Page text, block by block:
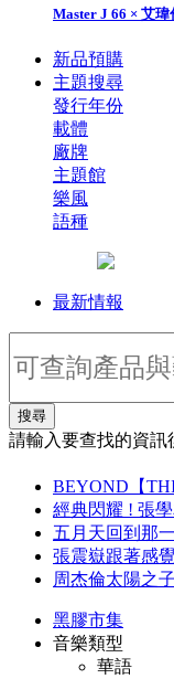
Master J 66 × 艾
新品預購
主題搜尋
發行年份
載體
廠牌
主題館
樂風
語種
最新情報
搜尋
請輸入要查找的資訊
BEYOND【
經典閃耀 ! 張
五月天回到那
張震嶽跟著感
周杰倫太陽之
黑膠市集
音樂類型
華語